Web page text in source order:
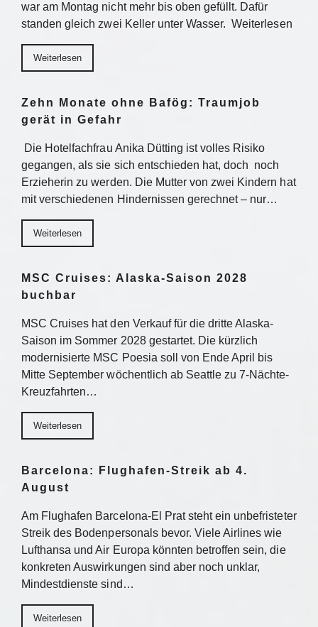
war am Montag nicht mehr bis oben gefüllt. Dafür
standen gleich zwei Keller unter Wasser. Weiterlesen
Weiterlesen
Zehn Monate ohne Bafög: Traumjob
gerät in Gefahr
Die Hotelfachfrau Anika Dütting ist volles Risiko
gegangen, als sie sich entschieden hat, doch noch
Erzieherin zu werden. Die Mutter von zwei Kindern hat
mit verschiedenen Hindernissen gerechnet – nur…
Weiterlesen
MSC Cruises: Alaska-Saison 2028
buchbar
MSC Cruises hat den Verkauf für die dritte Alaska-
Saison im Sommer 2028 gestartet. Die kürzlich
modernisierte MSC Poesia soll von Ende April bis
Mitte September wöchentlich ab Seattle zu 7-Nächte-
Kreuzfahrten…
Weiterlesen
Barcelona: Flughafen-Streik ab 4.
August
Am Flughafen Barcelona-El Prat steht ein unbefristeter
Streik des Bodenpersonals bevor. Viele Airlines wie
Lufthansa und Air Europa könnten betroffen sein, die
konkreten Auswirkungen sind aber noch unklar,
Mindestdienste sind…
Weiterlesen